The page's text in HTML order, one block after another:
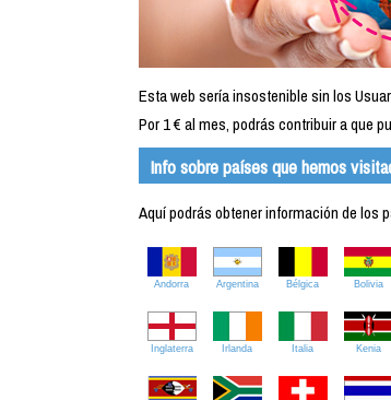
Esta web sería insostenible sin los
Por 1 € al mes, podrás contribuir a que
Info sobre países que hemos
Aquí podrás obtener información de los
Andorra Argentina Bélgica Bolivia
Inglaterra Irlanda Italia Kenia